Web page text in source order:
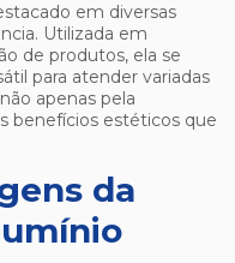
em diversas
Utilizada em
de produtos, ela se
para atender variadas
apenas pela
benefícios estéticos que
da